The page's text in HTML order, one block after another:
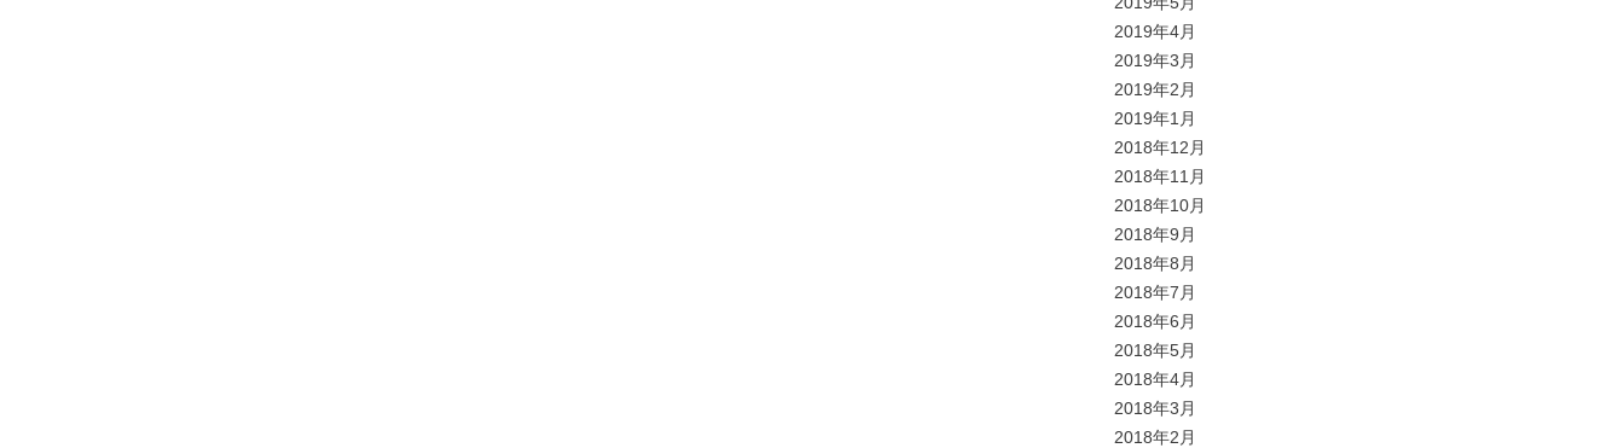
2019年4月
2019年3月
2019年2月
2019年1月
2018年12月
2018年11月
2018年10月
2018年9月
2018年8月
2018年7月
2018年6月
2018年5月
2018年4月
2018年3月
2018年2月